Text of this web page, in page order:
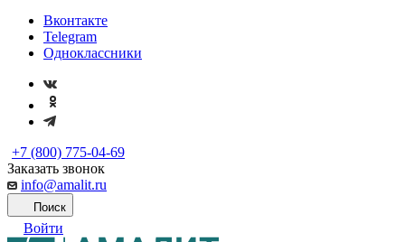
Вконтакте
Telegram
Одноклассники
+7 (800) 775-04-69
Заказать звонок
info@amalit.ru
Поиск
Войти